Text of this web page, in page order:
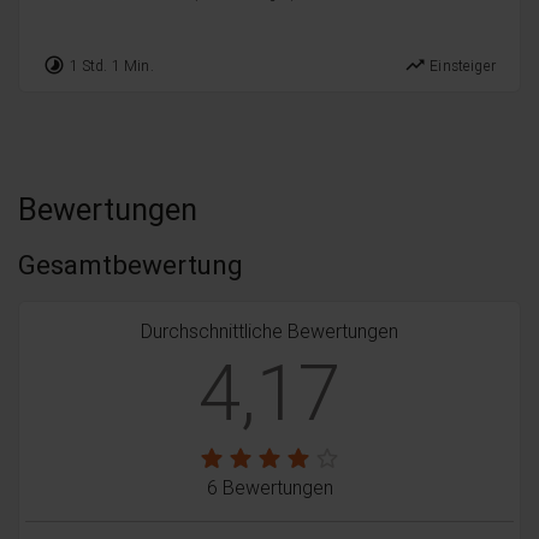
timelapse 1 Std. 1 Min. trending_up Einsteiger
Bewertungen
Gesamtbewertung
Durchschnittliche Bewertungen
4,17
6 Bewertungen